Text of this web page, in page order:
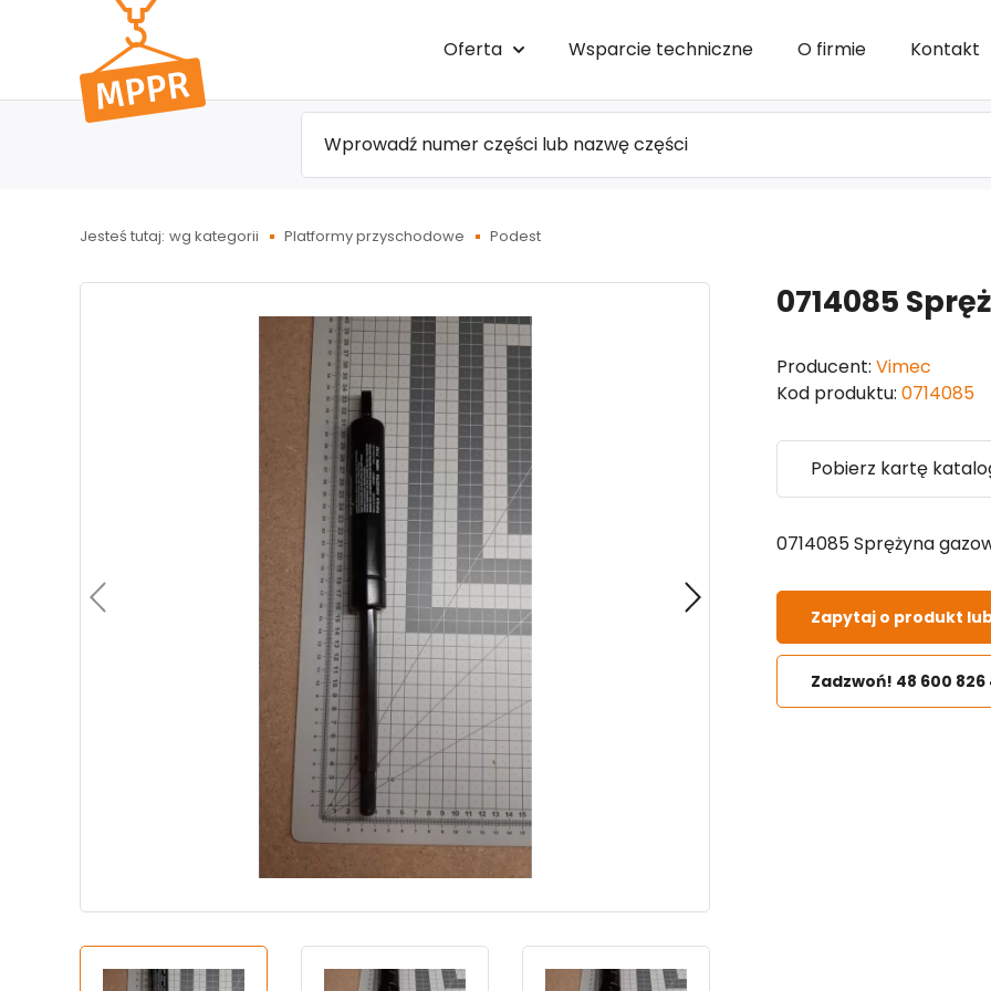
do menu
głównego
Oferta Wsparcie techniczne O firmie Kontakt
Jesteś tutaj: wg kategorii Platformy przyschodowe Podest
0714085
Producent: Vimec
Kod produktu: 0714085
Pobierz kartę
0714085 Sprężyna
Zapytaj o produkt
Zadzwoń! 48 600 826